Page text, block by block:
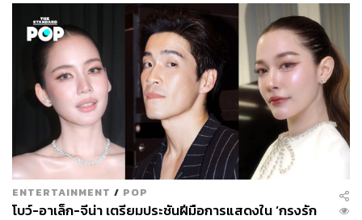
ENTERTAINMENT / POP
โบว์-อาเล็ก-จีน่า เตรียมประชันฝีมือการแสดงใน ‘กรงรัก